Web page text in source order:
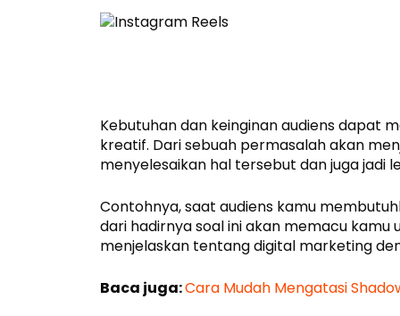
Kebutuhan dan keinginan audiens dapat
kreatif. Dari sebuah permasalah akan
menyelesaikan hal tersebut dan juga jadi
Contohnya, saat audiens kamu
dari hadirnya soal ini akan memacu
menjelaskan tentang digital marketing
Baca juga:Cara Mudah Mengatasi